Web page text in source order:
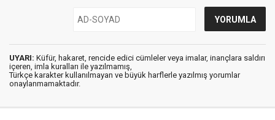
UYARI: Küfür, hakaret, rencide edici cümleler veya imalar, inançlara saldırı
içeren, imla kuralları ile yazılmamış,
Türkçe karakter kullanılmayan ve büyük harflerle yazılmış yorumlar
onaylanmamaktadır.